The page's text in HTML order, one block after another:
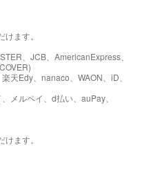
ます。
、JCB、AmericanExpress、
天Edy、nanaco、WAON、iD、
メルペイ、d払い、auPay、
ます。